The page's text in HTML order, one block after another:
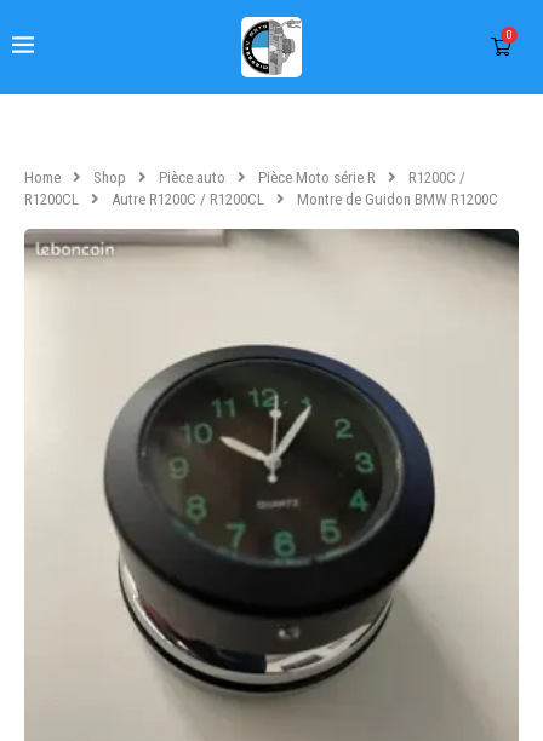
0
Home Shop Pièce auto Pièce Moto série R
R1200C /
R1200CL
Autre R1200C / R1200CL Montre de Guidon BMW R1200C